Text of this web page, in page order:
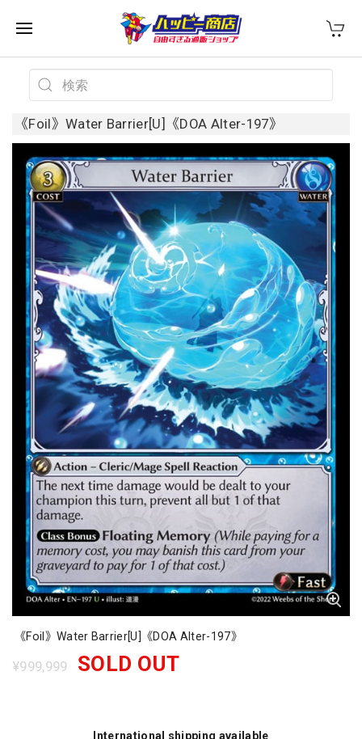
《Foil》Water Barrier[U]《DOA Alter-197》
《Foil》Water Barrier[U]《DOA Alter-197》
¥999,999 SOLD OUT
International shipping available